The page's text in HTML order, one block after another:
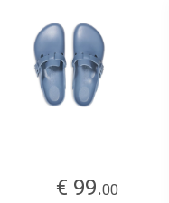
€ 99.00